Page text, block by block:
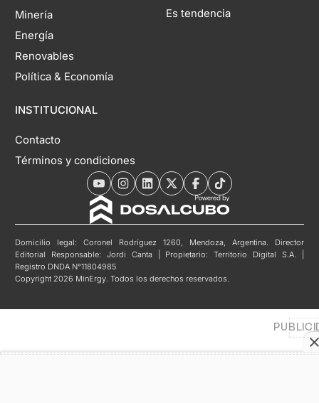
Minería
Energía
Renovables
Política & Economía
INSTITUCIONAL
Contacto
Términos y condiciones
Es tendencia
Domicilio legal: Coronel Rodríguez 1260, Mendoza, Argentina. Director
Editorial Responsable: Jordi Canta | Propietario: Territorio Digital S.A. |
Registro DNDA N°11804985
Copyright 2026 MinErgy. Todos los derechos reservados.